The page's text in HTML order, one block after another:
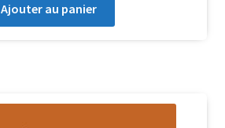
Ajouter au panier